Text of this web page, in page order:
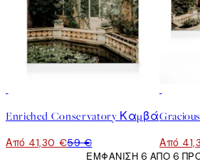
Enriched Conservatory Καμβά
Από 41,30 €59 € Από
ΕΜΦΆΝΙΣΗ 6 ΑΠΌ 6